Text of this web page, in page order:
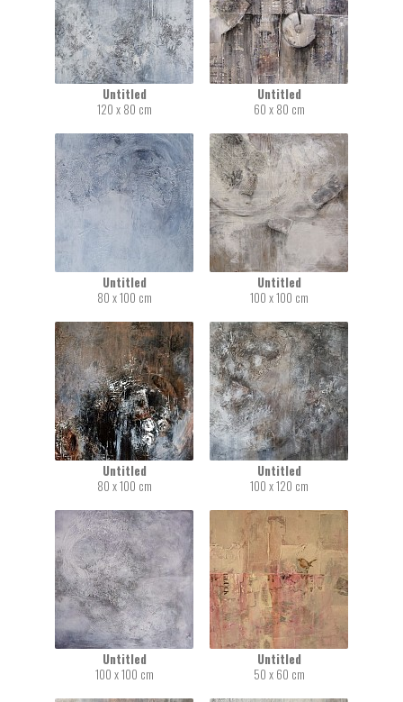
Untitled
120 x 80 cm
Untitled
60 x 80 cm
Untitled
80 x 100 cm
Untitled
100 x 100 cm
Untitled
80 x 100 cm
Untitled
100 x 120 cm
Untitled
100 x 100 cm
Untitled
50 x 60 cm